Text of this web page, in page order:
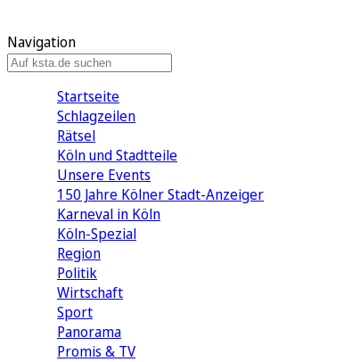
Navigation
Startseite
Schlagzeilen
Rätsel
Köln und Stadtteile
Unsere Events
150 Jahre Kölner Stadt-Anzeiger
Karneval in Köln
Köln-Spezial
Region
Politik
Wirtschaft
Sport
Panorama
Promis & TV